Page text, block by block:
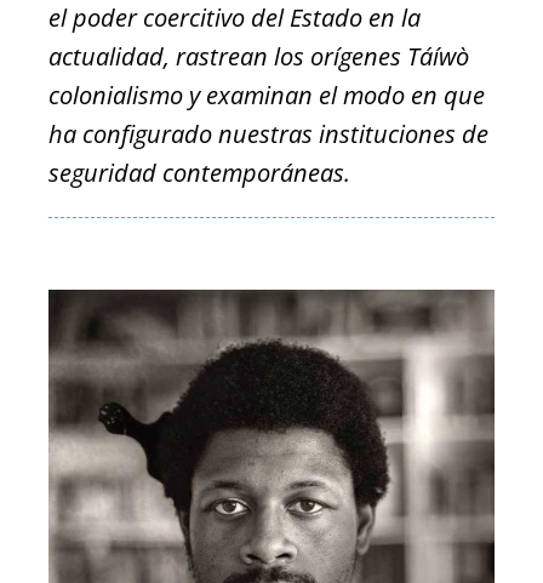
el poder coercitivo del Estado en la
actualidad, rastrean los orígenes Táíwò
colonialismo y examinan el modo en que
ha configurado nuestras instituciones de
seguridad contemporáneas.